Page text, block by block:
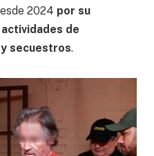
2024 por su
de
secuestros.